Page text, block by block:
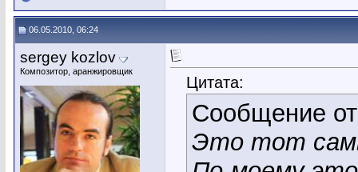
06.05.2010, 06:24
sergey kozlov
Композитор, аранжировщик
Цитата:
Сообщение
Это тот